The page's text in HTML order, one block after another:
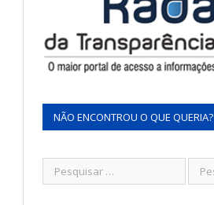
NÃO ENCONTROU O QUE QUERIA?